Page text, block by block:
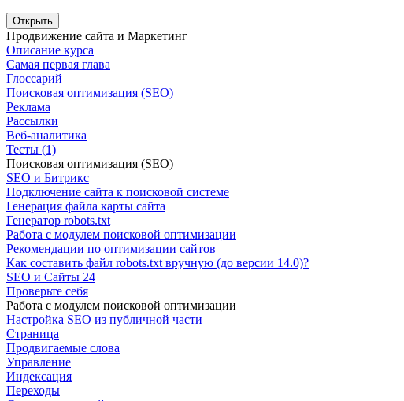
Открыть
Продвижение сайта и Маркетинг
Описание курса
Самая первая глава
Глоссарий
Поисковая оптимизация (SEO)
Реклама
Рассылки
Веб-аналитика
Тесты (1)
Поисковая оптимизация (SEO)
SEO и Битрикс
Подключение сайта к поисковой системе
Генерация файла карты сайта
Генератор robots.txt
Работа с модулем поисковой оптимизации
Рекомендации по оптимизации сайтов
Как составить файл robots.txt вручную (до версии 14.0)?
SEO и Сайты 24
Проверьте себя
Работа с модулем поисковой оптимизации
Настройка SEO из публичной части
Страница
Продвигаемые слова
Управление
Индексация
Переходы